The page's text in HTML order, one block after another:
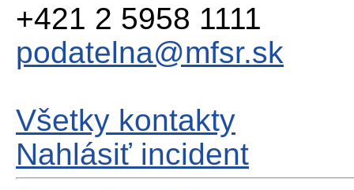
+421 2 5958 1111
podatelna@mfsr.sk
Všetky kontakty
Nahlásiť incident